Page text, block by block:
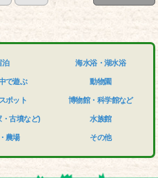
泊
で遊ぶ
ポット
・古墳など)
農場
海水浴・湖水浴
動物園
博物館・科学館など
水族館
その他